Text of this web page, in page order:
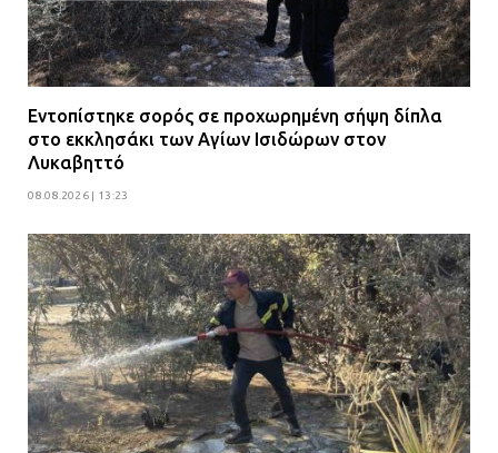
Εντοπίστηκε σορός σε προχωρημένη σήψη δίπλα
στο εκκλησάκι των Αγίων Ισιδώρων στον
Λυκαβηττό
08.08.2026 | 13:23